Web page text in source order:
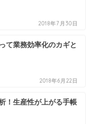
2018年7月30日
て業務効率化のカギと
2018年6月22日
！生産性が上がる手帳